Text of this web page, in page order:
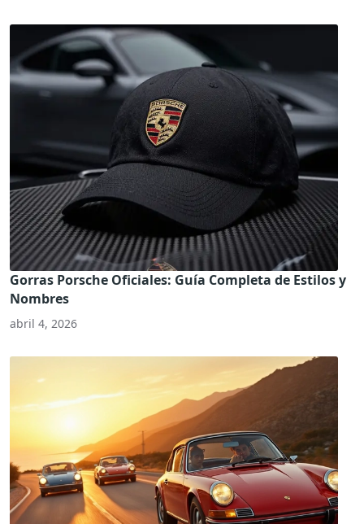
Gorras Porsche Oficiales: Guía Completa de Estilos y
Nombres
abril 4, 2026